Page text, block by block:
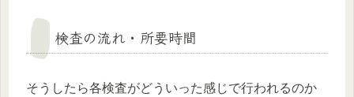
検査の流れ・所要時間
そうしたら各検査がどういった感じで行われるのか